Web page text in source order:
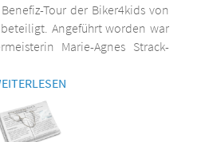
Tour der Biker4kids von
Angeführt worden war
Marie-Agnes Strack-